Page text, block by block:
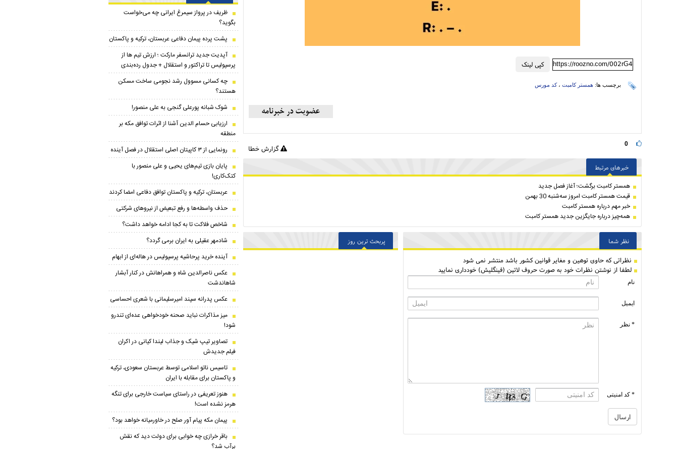
کپی لینک https://roozno.com/002rG4
برچسب ها: همستر کامبت ،کد مورس
0 گزارش خطا
خبرهای مرتبط
همستر کامبت برگشت؛ آغاز فصل جدید
قیمت همستر کامبت امروز سه‌شنبه 30 بهمن
خبر مهم درباره همستر کامبت
همه‌چیز درباره جایگزین جدید همستر کامبت
نظر شما
نظراتی كه حاوی توهین و مغایر قوانین کشور باشد منتشر نمی شود
لطفا از نوشتن نظرات خود به صورت حروف لاتین (فینگلیش) خودداری نمایید
نام
ایمیل
* نظر
* کد امنیتی
پربحث ترین روز
ظریف در پرواز سیمرغ ایرانی چه می‌خواست
بگوید؟
پشت پرده پیمان دفاعی عربستان، ترکیه و پاکستان
​آپدیت جدید ترانسفر مارکت ؛ ارزش تیم ها از
پرسپولیس تا تراکتور و استقلال + جدول رده‌بندی
چه کسانی مسوول رشد نجومی ساخت مسکن
هستند؟
شوک شبانه پورعلی گنجی به علی منصور!
ارزیابی حسام الدین آشنا از اثرات توافق مکه بر
منطقه
رونمایی از ۳ کاپیتان اصلی استقلال در فصل آینده
پایان بازی تیم‌های یحیی و علی منصور با
کتک‌کاری!
عربستان، ترکیه و پاکستان توافق دفاعی امضا کردند
حذف واسطه‌ها و رفع تبعیض از نیروهای شرکتی
شاخص فلاکت تا به کجا ادامه خواهد داشت؟
شادمهر عقیلی به ایران برمی گردد؟
آینده خرید پرحاشیه‌ پرسپولیس در هاله‌ای از ابهام
عکس ناصرالدین شاه و همراهانش در کنار آبشار
شاهاندشت
عکس پدرانه سپند امیرسلیمانی با شعری احساسی
میز مذاکرات نباید صحنه خودخواهی عده‌ای تندرو
شود!
تصاویر تیپ شیک و جذاب لیندا کیانی در اکران
فیلم جدیدش
تاسیس ناتو اسلامی توسط عربستان سعودی، ترکیه
و پاکستان برای مقابله با ایران
هنوز تعریفی در راستای سیاست خارجی برای تنگه
هرمز نشده است!
پیمان مکه پیام آور صلح در خاورمیانه خواهد بود؟
باقر خرازی چه خوابی برای دولت دید که نقش
برآب شد؟